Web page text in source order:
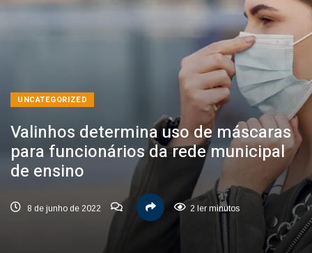
UNCATEGORIZED
Valinhos determina uso de máscaras
para funcionários da rede municipal
de ensino
8 de junho de 2022 2 ler minutos